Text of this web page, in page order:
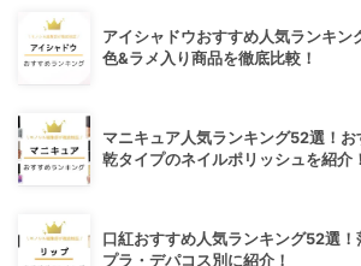
アイシャドウおすすめ人気ランキン
色&ラメ入り商品を徹底比較！
マニキュア人気ランキング52選！
乾タイプのネイルポリッシュを紹介！
口紅おすすめ人気ランキング52選
プラ・デパコス別に紹介！